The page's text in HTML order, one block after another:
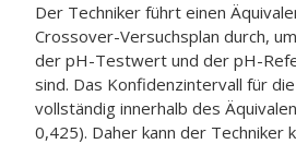
Der Techniker führt einen
Crossover-Versuchsplan durch,
der pH-Testwert und der pH-
sind. Das Konfidenzintervall für
vollständig innerhalb des
0,425). Daher kann der Techniker